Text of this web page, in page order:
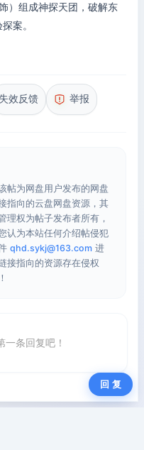
）组成神探天团，破解东
案。
失效反馈 举报
帖为网盘用户发布的网盘
指向的云盘网盘资源，其
理权为帖子发布者所有，
认为本站任何介绍帖侵犯
qhd.sykj@163.com 进
接指向的资源存在侵权
条回复吧！
回 复